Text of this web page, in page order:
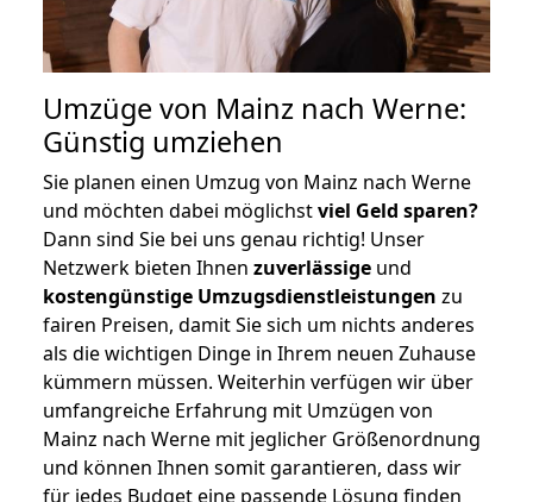
Umzüge von Mainz nach Werne:
Günstig umziehen
Sie planen einen Umzug von Mainz nach Werne
und möchten dabei möglichstviel Geld sparen?
Dann sind Sie bei uns genau richtig! Unser
Netzwerk bieten Ihnen zuverlässige und
kostengünstige Umzugsdienstleistungen zu
fairen Preisen, damit Sie sich um nichts anderes
als die wichtigen Dinge in Ihrem neuen Zuhause
kümmern müssen. Weiterhin verfügen wir über
umfangreiche Erfahrung mit Umzügen von
Mainz nach Werne mit jeglicher Größenordnung
und können Ihnen somit garantieren, dass wir
für jedes Budget eine passende Lösung finden